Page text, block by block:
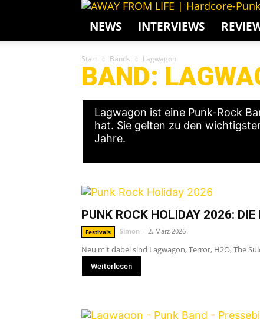
NEWS INTERVIEWS
Start Bands Lagwagon
BAND:
Lagwagon ist eine Punk-Rock
hat. Sie gelten zu den
Jahre.
PUNK ROCK HOLIDAY 2026:
Festivals Simon - 2. März 2026
Neu mit dabei sind Lagwagon, Terror, H2O, The
Weiterlesen